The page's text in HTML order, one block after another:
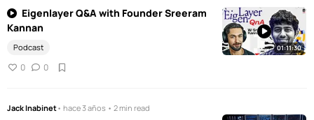
Eigenlayer Q&A with Founder Sreeram
Kannan
Podcast
0 0
01:11:30
Jack Inabinet• hace 3 años • 2 min read